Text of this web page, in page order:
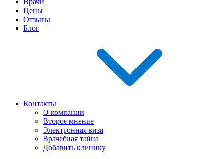
Врачи
Цены
Отзывы
Блог
Контакты
О компании
Второе мнение
Электронная виза
Врачебная тайна
Добавить клинику